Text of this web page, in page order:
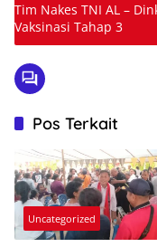
Tim Nakes TNI AL –
Vaksinasi Tahap 3
Pos Terkait
Uncategorized